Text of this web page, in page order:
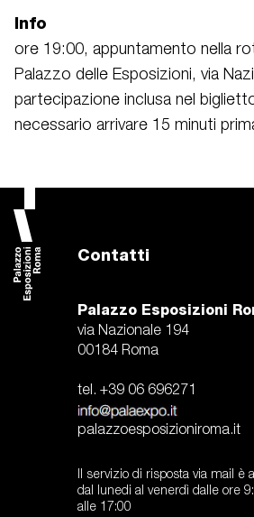
Info
ore 19:00, appuntamento nella
Palazzo delle Esposizioni, via
partecipazione inclusa nel
necessario arrivare 15 minuti
Contatti
Palazzo Esposizioni
via Nazionale 194
00184 Roma
tel. +39 06 696271
palazzoesposizioniroma.it
Il servizio di risposta via mail è
dal lunedi al venerdì dalle ore
alle 17:00